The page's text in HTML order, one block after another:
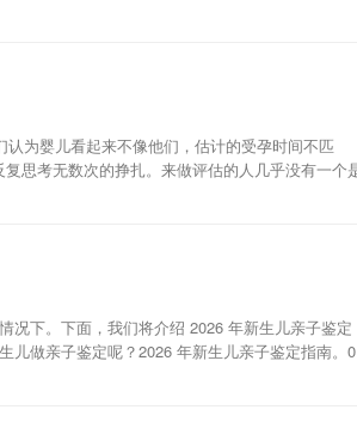
为婴儿看起来不像他们，估计的受孕时间不匹
思考无数次的挣扎。来做评估的人几乎没有一个
况下。下面，我们将介绍 2026 年新生儿亲子鉴定
儿做亲子鉴定呢？2026 年新生儿亲子鉴定指南。